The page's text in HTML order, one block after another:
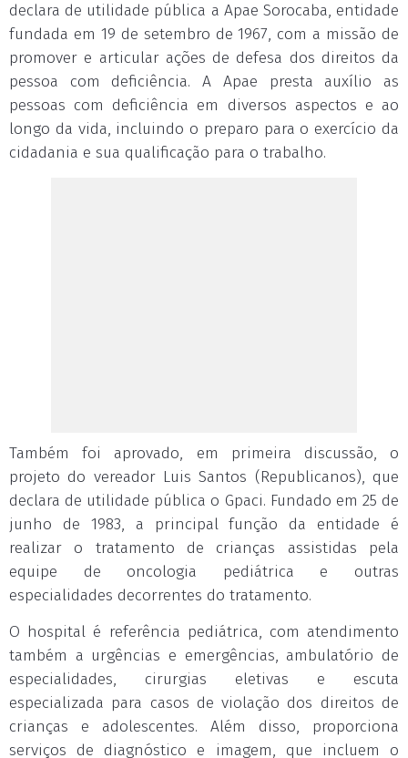
declara de utilidade pública a Apae Sorocaba, entidade
fundada em 19 de setembro de 1967, com a missão de
promover e articular ações de defesa dos direitos da
pessoa com deficiência. A Apae presta auxílio as
pessoas com deficiência em diversos aspectos e ao
longo da vida, incluindo o preparo para o exercício da
cidadania e sua qualificação para o trabalho.
Também foi aprovado, em primeira discussão, o
projeto do vereador Luis Santos (Republicanos), que
declara de utilidade pública o Gpaci. Fundado em 25 de
junho de 1983, a principal função da entidade é
realizar o tratamento de crianças assistidas pela
equipe de oncologia pediátrica e outras
especialidades decorrentes do tratamento.
O hospital é referência pediátrica, com atendimento
também a urgências e emergências, ambulatório de
especialidades, cirurgias eletivas e escuta
especializada para casos de violação dos direitos de
crianças e adolescentes. Além disso, proporciona
serviços de diagnóstico e imagem, que incluem o